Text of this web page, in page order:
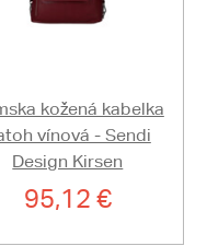
kožená kabelka
vínová - Sendi
Design Kirsen
95,12 €